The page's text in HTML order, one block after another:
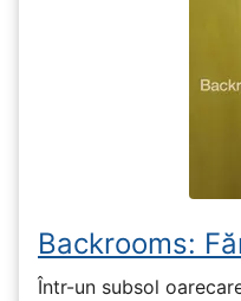
Backrooms:
Într-un subsol